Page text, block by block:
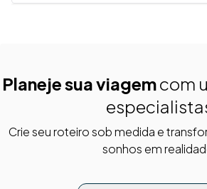
Planeje sua viagemcom
Crie seu roteiro sob medida e
sonhos em